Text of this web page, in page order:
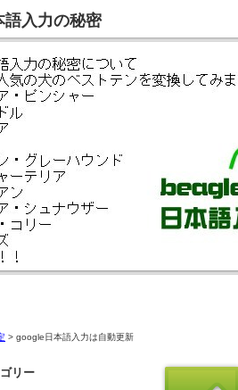
語入力の秘密
> google日本語入力は自動更新
リー